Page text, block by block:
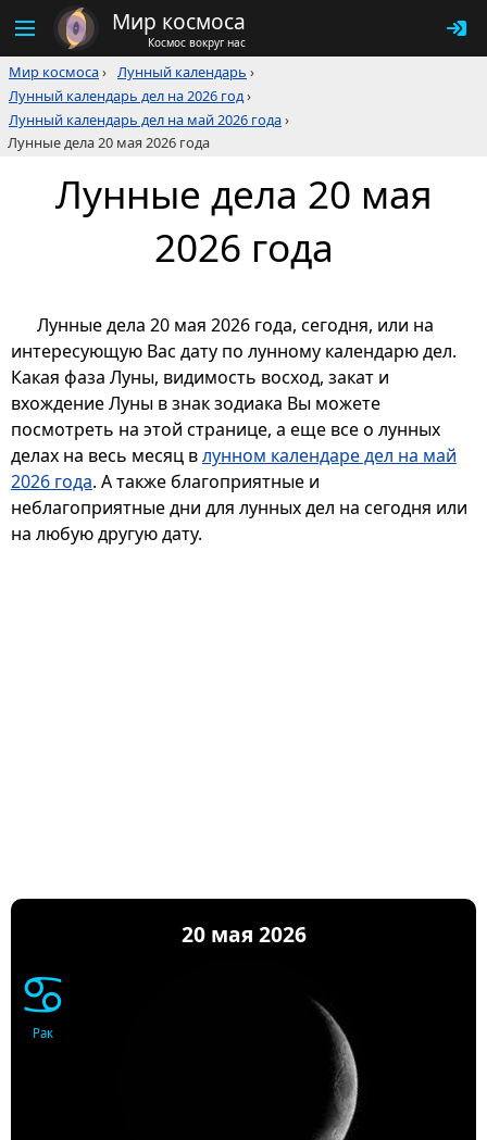
Мир космоса
Космос вокруг нас
Мир космоса› Лунный календарь ›
Лунный календарь дел на 2026 год›
Лунный календарь дел на май 2026 года›
Лунные дела 20 мая 2026 года
Лунные дела 20 мая
2026 года
Лунные дела 20 мая 2026 года, сегодня, или на
интересующую Вас дату по лунному календарю дел.
Какая фаза Луны, видимость восход, закат и
вхождение Луны в знак зодиака Вы можете
посмотреть на этой странице, а еще все о лунных
делах на весь месяц влунном календаре дел на май
2026 года. А также благоприятные и
неблагоприятные дни для лунных дел на сегодня или
на любую другую дату.
20 мая 2026
♋
Рак